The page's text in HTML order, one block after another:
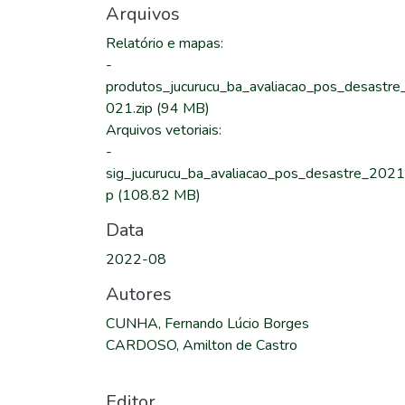
Arquivos
Relatório e mapas:
-
021.zip (94 MB)
Arquivos vetoriais:
-
p (108.82 MB)
Data
2022-08
Autores
CUNHA, Fernando Lúcio Borges
CARDOSO, Amilton de Castro